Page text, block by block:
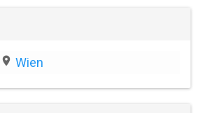
place Wien